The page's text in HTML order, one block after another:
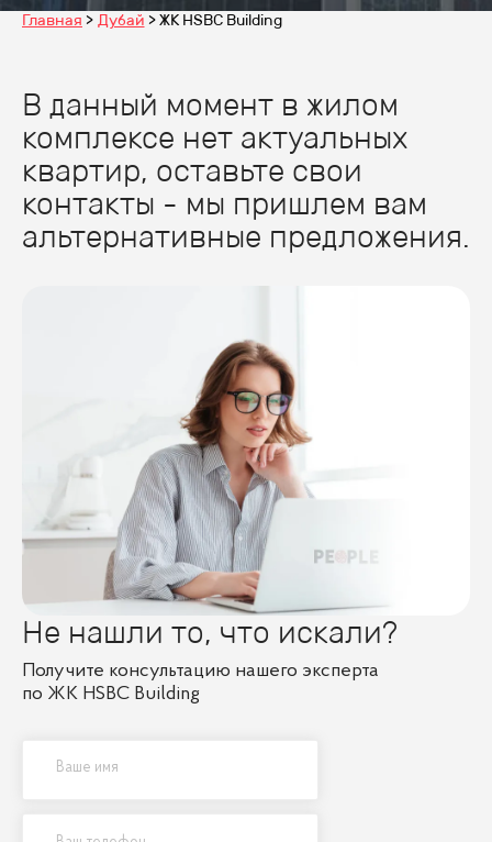
Главная Дубай ЖК HSBC Building
В данный момент в жилом
комплексе нет актуальных
квартир, оставьте свои
контакты - мы пришлем вам
альтернативные предложения.
Не нашли то, что искали?
Получите консультацию нашего эксперта
по ЖК HSBC Building